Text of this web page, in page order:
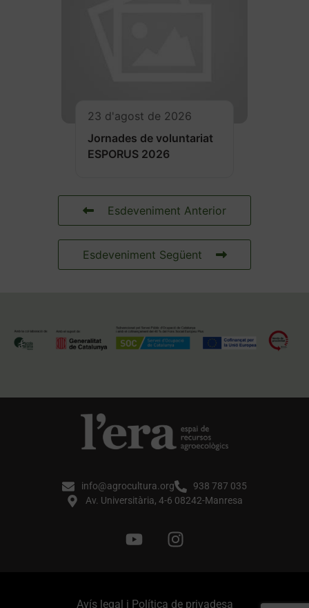
23 d'agost de 2026
Jornades de voluntariat
ESPORUS 2026
Esdeveniment Anterior
Esdeveniment Següent
info@agrocultura.org
938 787 035
Av. Universitària, 4-6 08242-Manresa
Avís legal i Política de privadesa